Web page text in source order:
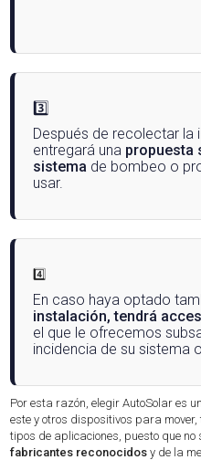
3️⃣
Después de recolectar la
entregará una propuesta
sistema de bombeo o
usar.
4️⃣
En caso haya optado
instalación, tendrá
el que le ofrecemos
incidencia de su sistema
Por esta razón, elegir AutoSolar es
este y otros dispositivos para
tipos de aplicaciones, puesto que no
fabricantes reconocidosy de la